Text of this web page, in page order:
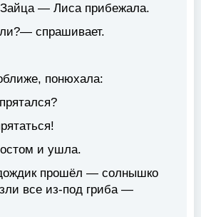
Зайца — Лиса прибежала.
спрашивает.
понюхала:
и ушла.
прошёл — солнышко
все из-под гриба —